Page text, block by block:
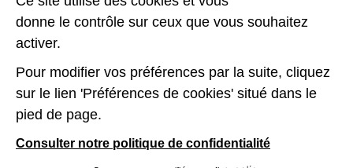
Gérer les cookies
Kit de communication
Accessibilité : partiellement conforme
donne le contrôle sur ceux que vous souhaitez
activer.
Pour modifier vos préférences par la suite, cliquez
sur le lien 'Préférences de cookies' situé dans le
pied de page.
Consulter notre politique de confidentialité